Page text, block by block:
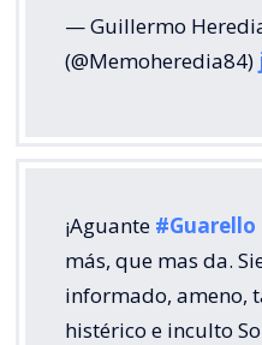
— Guillermo
(@Memoheredia84)
¡Aguante #Guarello
más, que mas da.
informado, ameno,
histérico e inculto